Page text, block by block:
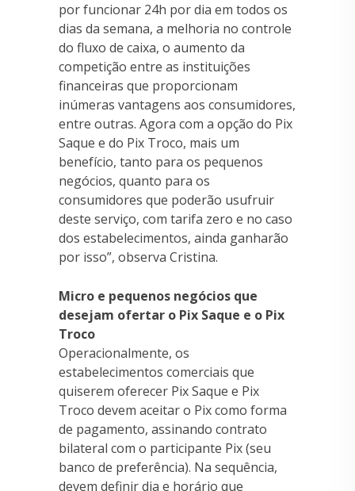
por funcionar 24h por dia em todos os
dias da semana, a melhoria no controle
do fluxo de caixa, o aumento da
competição entre as instituições
financeiras que proporcionam
inúmeras vantagens aos consumidores,
entre outras. Agora com a opção do Pix
Saque e do Pix Troco, mais um
benefício, tanto para os pequenos
negócios, quanto para os
consumidores que poderão usufruir
deste serviço, com tarifa zero e no caso
dos estabelecimentos, ainda ganharão
por isso”, observa Cristina.
Micro e pequenos negócios que
desejam ofertar o Pix Saque e o Pix
Troco
Operacionalmente, os
estabelecimentos comerciais que
quiserem oferecer Pix Saque e Pix
Troco devem aceitar o Pix como forma
de pagamento, assinando contrato
bilateral com o participante Pix (seu
banco de preferência). Na sequência,
devem definir dia e horário que